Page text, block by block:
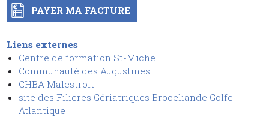
PAYER MA FACTURE
Liens externes
Centre de formation St-Michel
Communauté des Augustines
CHBA Malestroit
site des Filieres Gériatriques Broceliande Golfe
Atlantique